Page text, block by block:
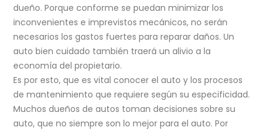
dueño. Porque conforme se puedan minimizar los
inconvenientes e imprevistos mecánicos, no serán
necesarios los gastos fuertes para reparar daños. Un
auto bien cuidado también traerá un alivio a la
economía del propietario.
Es por esto, que es vital conocer el auto y los procesos
de mantenimiento que requiere según su especificidad.
Muchos dueños de autos toman decisiones sobre su
auto, que no siempre son lo mejor para el auto. Por